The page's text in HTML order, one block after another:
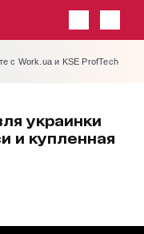
с Work.ua и KSE ProfTech
украинки
и купленная